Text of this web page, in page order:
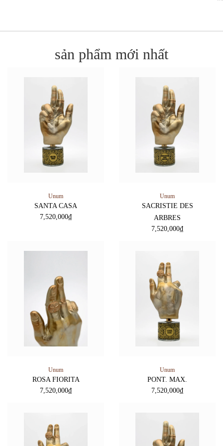
sản phẩm mới nhất
Unum
SANTA CASA
7,520,000₫
Unum
SACRISTIE DES
ARBRES
7,520,000₫
Unum
ROSA FIORITA
7,520,000₫
Unum
PONT. MAX.
7,520,000₫